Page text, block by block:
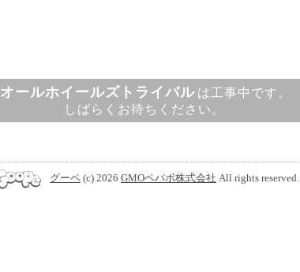
オールホイールズトライバル は工事中です。
しばらくお待ちください。
グーペ (c) 2026 GMOペパボ株式会社 All rights reserved.